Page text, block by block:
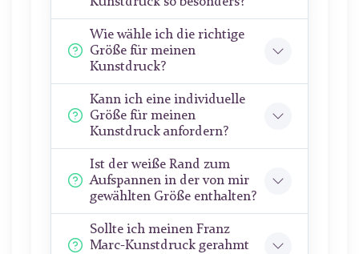
Wie wähle ich die richtige
Größe für meinen
Kunstdruck?
Kann ich eine individuelle
Größe für meinen
Kunstdruck anfordern?
Ist der weiße Rand zum
Aufspannen in der von mir
gewählten Größe enthalten?
Sollte ich meinen Franz
Marc-Kunstdruck gerahmt